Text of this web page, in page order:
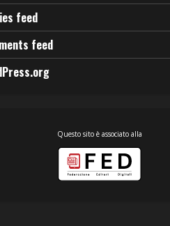
feed
feed
Questo sito è associato alla